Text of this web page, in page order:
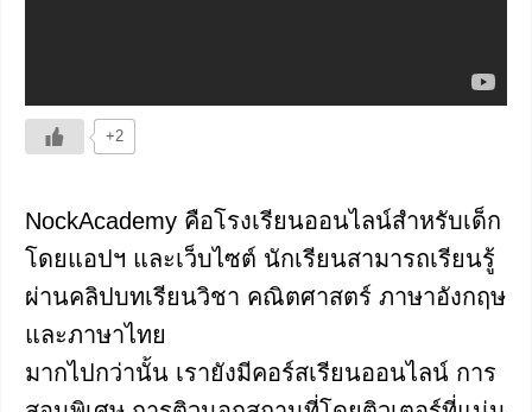
+2
NockAcademy คือโรงเรียนออนไลน์สำหรับเด็ก
โดยแอปฯ และเว็บไซต์ นักเรียนสามารถเรียนรู้
ผ่านคลิปบทเรียนวิชา คณิตศาสตร์ ภาษาอังกฤษ
และภาษาไทย
มากไปกว่านั้น เรายังมีคอร์สเรียนออนไลน์ การ